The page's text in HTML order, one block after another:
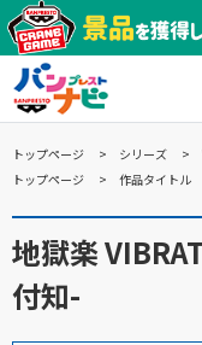
トップページ シリーズ
トップページ
作品タイトル
地獄楽
付知-